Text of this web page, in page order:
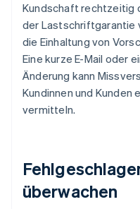
Kundschaft rechtzeitig
der Lastschriftgarantie
die Einhaltung von
Eine kurze E-Mail oder
Änderung kann
Kundinnen und Kunden
vermitteln.
überwachen